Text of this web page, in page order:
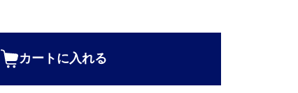
カートに入れる